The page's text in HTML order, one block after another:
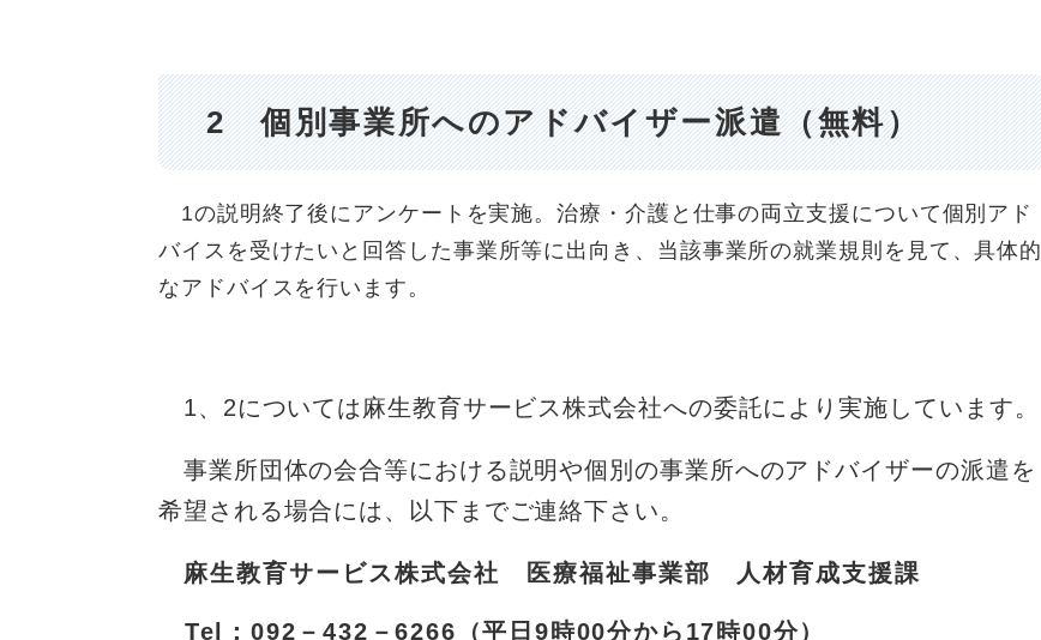
2個別事業所へのアドバイザー派遣（無料）
1の説明終了後にアンケートを実施。治療・介護と仕事の両立支援について個別アド
バイスを受けたい と回答した事業所等に出向き、当該事業所の就業規則を見て、具体的
なアドバイ スを行います。
1、2については麻生教育サービス株式会社への委託により実施しています。
事業所団体の会合等における説明や個別の事業所へのアドバイザーの派遣を
希望される場合には、以下までご連絡下さい。
麻生教育サービス株式会社 医療福祉事業部 人材育成支援課
Tel：092－432－6266（平日9時00分から17時00分）